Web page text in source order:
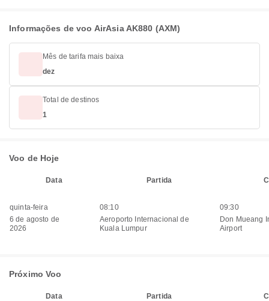
Informações de voo AirAsia AK880 (AXM)
Mês de tarifa mais baixa
dez
Total de destinos
1
Voo de Hoje
Data Partida
quinta-feira
6 de agosto de
2026
08:10
Aeroporto Internacional de
Kuala Lumpur
09:30
Don Mueang
Airport
Próximo Voo
Data Partida